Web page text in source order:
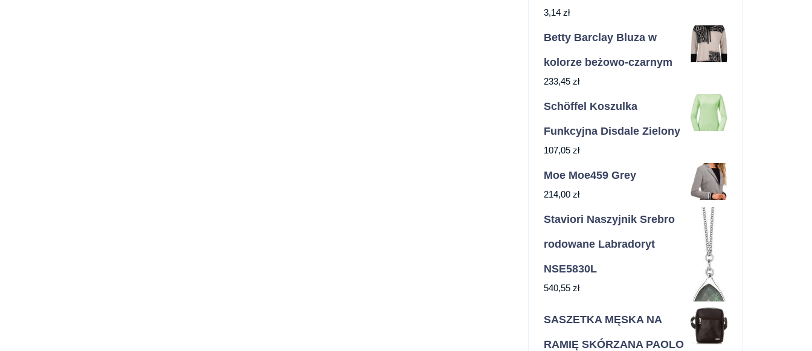
3,14 zł
Betty Barclay Bluza w
kolorze beżowo-czarnym
233,45 zł
Schöffel Koszulka
Funkcyjna Disdale Zielony
107,05 zł
Moe Moe459 Grey
214,00 zł
Staviori Naszyjnik Srebro
rodowane Labradoryt
NSE5830L
540,55 zł
SASZETKA MĘSKA NA
RAMIĘ SKÓRZANA PAOLO